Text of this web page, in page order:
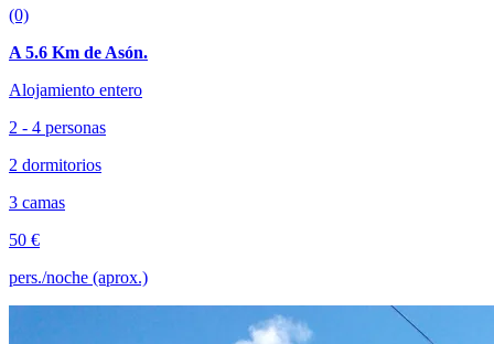
(0)
A 5.6 Km de Asón.
Alojamiento entero
2 - 4 personas
2 dormitorios
3 camas
50 €
pers./noche (aprox.)